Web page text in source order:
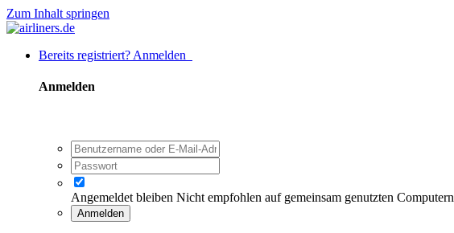
Zum Inhalt springen
Bereits registriert? Anmelden
Anmelden
Angemeldet bleiben Nicht empfohlen auf gemeinsam genutzten Computern
Anmelden